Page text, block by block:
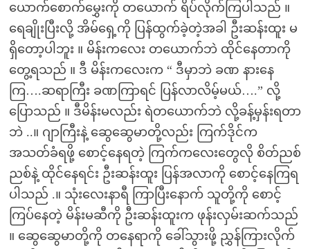
ယောက်စောက်မွှေးကို တယောက် ရိပ်လိုက်ကြပါသည် ။
ရေချိုးပြီးလို့ အိမ်ရှေ့ကို ပြန်ထွက်ခဲ့တဲ့အခါ ဦးဆန်းထူး မ
ရှိတော့ပါဘူး ။ မိန်းကလေး တယောက်ဘဲ ထိုင်နေတာကို
တွေ့ရသည် ။ ဒီ မိန်းကလေးက “ ဒီမှာဘဲ ခဏ နားနေ
ကြ….ဆရာကြီး ခဏကြာရင် ပြန်လာလိမ့်မယ်….” လို့
ပြောသည် ။ ဒီမိန်းမလည်း ရဲတယောက်ဘဲ လို့ခန့်မှန်းရတာ
ဘဲ ..။ ဂျာကြီးနဲ့ ဆွေဆွေမာတို့လည်း ကြက်ဒိုင်က
အသတ်ခံရဖို့ စောင့်နေရတဲ့ ကြက်ကလေးတွေလို စိတ်ညစ်
ညစ်နဲ့ ထိုင်နေရင်း ဦးဆန်းထူး ပြန်အလာကို စောင့်နေကြရ
ပါသည် .။ သုံးလေးနာရီ ကြာပြီးနောက် သူတို့ကို စောင့်
ကြပ်နေတဲ့ မိန်းမဆီကို ဦးဆန်းထူးက ဖုန်းလှမ်းဆက်သည်
။ ဆွေဆွေမာတို့ကို တနေရာကို ခေါ်သွားဖို့ ညွှန်ကြားလိုက်